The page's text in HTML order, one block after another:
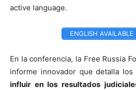
active language.
ENGLISH AVAILABLE
En la conferencia, la Free Russia
informe innovador que detalla
influir en los resultados